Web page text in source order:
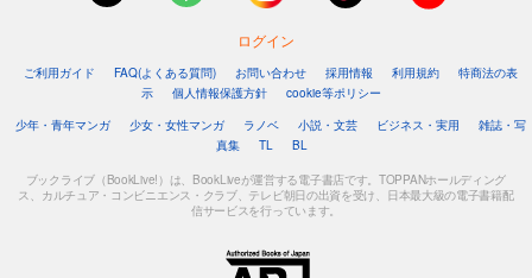
ログイン
ご利用ガイド FAQ(よくある質問) お問い合わせ 採用情報 利用規約
特商法の表
示
個人情報保護方針
cookie等ポリシー
少年・青年マンガ
少女・女性マンガ ラノベ 小説・文芸 ビジネス・実用
雑誌・写
真集
TL BL
ブックライブ（BookLive!）は、BookLiveが運営する電子書店です。TOPPANホールディング
ス、カルチュア・コンビニエンス・クラブ、テレビ朝日の出資を受け、日本最大級の電子書籍配
信サービスを行っています。